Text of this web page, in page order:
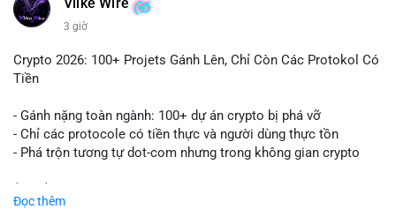
3 giờ
Crypto 2026: 100+ Projets Gánh Lên, Chỉ Còn Các Protokol Có
Tiền
- Gánh nặng toàn ngành: 100+ dự án crypto bị phá vỡ
- Chỉ các protocole có tiền thực và người dùng thực tồn
- Phá trộn tương tự dot-com nhưng trong không gian crypto
Đọc thêm